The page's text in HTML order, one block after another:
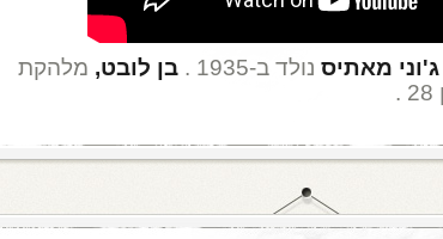
ג'וני מאתיס נולד ב-1935 . בן לובט, מלהקת